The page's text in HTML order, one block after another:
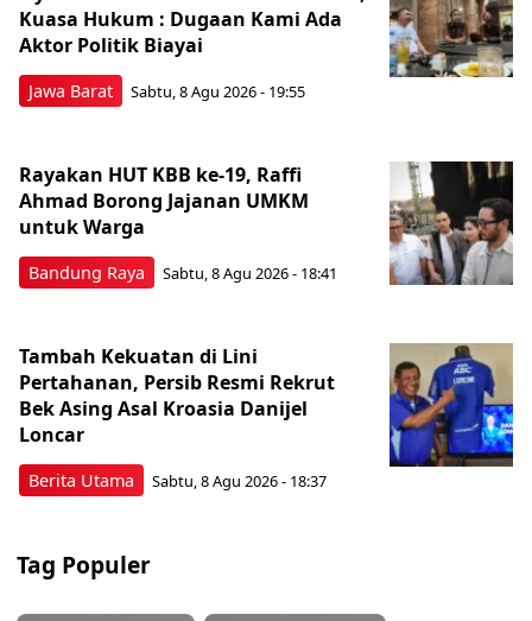
Jawa Barat
Kuasa Hukum : Dugaan Kami Ada
Aktor Politik Biayai
Sabtu, 8 Agu 2026 - 19:55
Bandung Raya
Rayakan HUT KBB ke-19, Raffi
Ahmad Borong Jajanan UMKM
untuk Warga
Sabtu, 8 Agu 2026 - 18:41
Berita Utama
Tambah Kekuatan di Lini
Pertahanan, Persib Resmi Rekrut
Bek Asing Asal Kroasia Danijel
Loncar
Sabtu, 8 Agu 2026 - 18:37
Tag Populer